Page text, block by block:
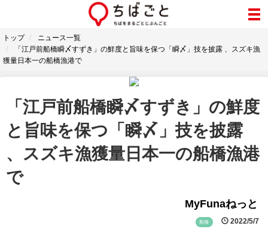
トップ
ニュース一覧
「江戸前船橋瞬〆すずき」の鮮度と旨味を保つ「瞬〆」技を披露 、スズキ漁
獲量日本一の船橋漁港で
「江戸前船橋瞬〆すずき」の鮮度
と旨味を保つ「瞬〆」技を披露
、スズキ漁獲量日本一の船橋漁港
で
MyFunaねっと
船橋 2022/5/7